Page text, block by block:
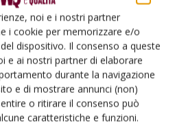
noi e i nostri partner
i cookie per memorizzare e/o
dispositivo. Il consenso a queste
e ai nostri partner di elaborare
durante la navigazione
e di mostrare annunci (non)
o ritirare il consenso può
caratteristiche e funzioni.
risponde
e Vita agli agricoltori
Cerca adesso